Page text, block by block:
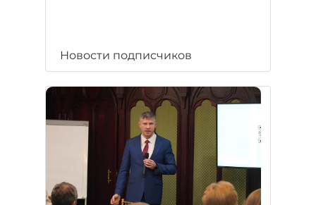
Новости подписчиков